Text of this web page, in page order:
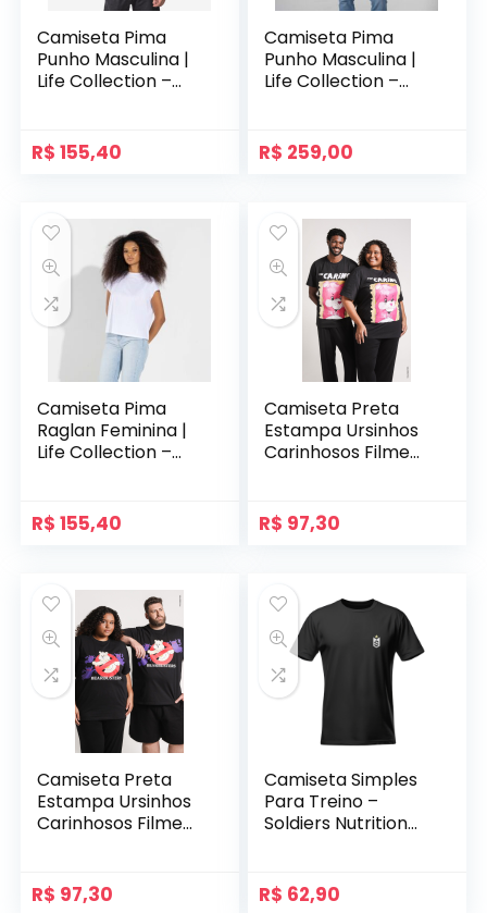
Camiseta Pima
Punho Masculina |
Life Collection –
R$ 155,40
Camiseta Pima
Punho Masculina |
Life Collection –
R$ 259,00
Camiseta Pima
Raglan Feminina |
Life Collection –
R$ 155,40
Camiseta Preta
Estampa Ursinhos
Carinhosos Filme
Scary
R$ 97,30
Camiseta Preta
Estampa Ursinhos
Carinhosos Filme
R$ 97,30
Camiseta Simples
Para Treino –
Soldiers Nutrition
R$ 62,90